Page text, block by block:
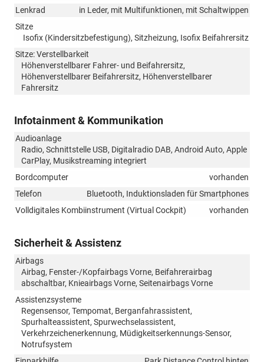
Lenkrad
in Leder, mit Multifunktionen, mit Schaltwippen
Sitze
Isofix (Kindersitzbefestigung), Sitzheizung, Isofix Beifahrersitz
Sitze: Verstellbarkeit
Höhenverstellbarer Fahrer- und Beifahrersitz,
Höhenverstellbarer Beifahrersitz, Höhenverstellbarer
Fahrersitz
Infotainment & Kommunikation
Audioanlage
Radio, Schnittstelle USB, Digitalradio DAB, Android Auto, Apple
CarPlay, Musikstreaming integriert
Bordcomputer
vorhanden
Telefon
Bluetooth, Induktionsladen für Smartphones
Volldigitales Kombiinstrument (Virtual Cockpit)
vorhanden
Sicherheit & Assistenz
Airbags
Airbag, Fenster-/Kopfairbags Vorne, Beifahrerairbag
abschaltbar, Knieairbags Vorne, Seitenairbags Vorne
Assistenzsysteme
Regensensor, Tempomat, Berganfahrassistent,
Spurhalteassistent, Spurwechselassistent,
Verkehrzeichenerkennung, Müdigkeitserkennungs-Sensor,
Notrufsystem